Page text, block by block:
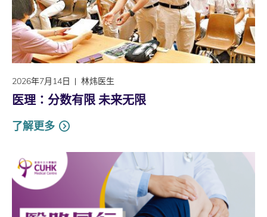
2026年7月14日 林炜医生
医理∶分数有限 未来无限
了解更多